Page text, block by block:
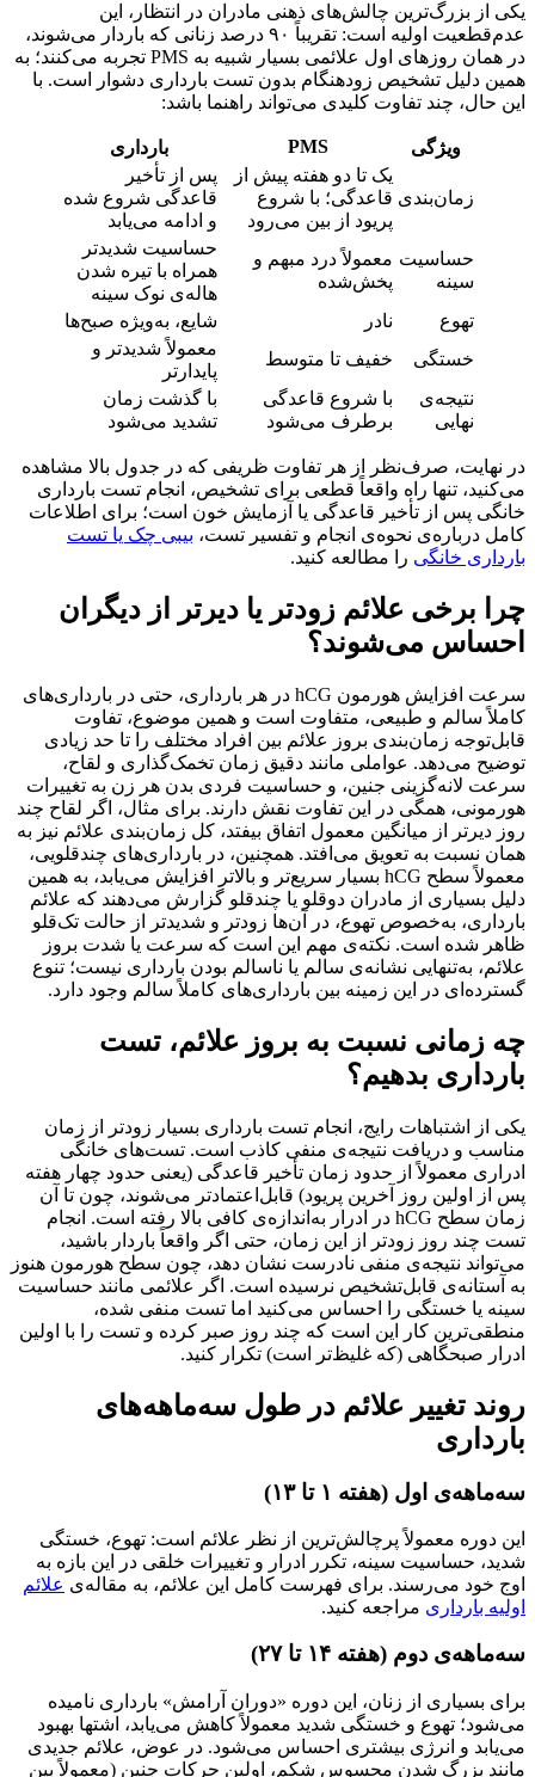
از بزرگ‌ترین چالش‌های ذهنی مادران در انتظار، این
عدم‌قطعیت اولیه است: تقریباً ۹۰ درصد زنانی که باردار می‌شوند،
در همان روزهای اول علائمی بسیار شبیه به PMS تجربه می‌کنند؛ به
دلیل تشخیص زودهنگام بدون تست بارداری دشوار است. با
حال، چند تفاوت کلیدی می‌تواند راهنما باشد:
ویژگی PMS بارداری
زمان‌بندی
یک تا دو هفته پیش از
قاعدگی؛ با شروع
پریود از بین می‌رود
پس از تأخیر
قاعدگی شروع شده
و ادامه می‌یابد
حساسیت
سینه
معمولاً درد مبهم و
پخش‌شده
حساسیت شدیدتر
همراه با تیره شدن
هاله‌ی نوک سینه
شایع، به‌ویژه صبح‌ها
خستگی
خفیف تا متوسط
معمولاً شدیدتر و
پایدارتر
نتیجه‌ی
نهایی
با شروع قاعدگی
برطرف می‌شود
با گذشت زمان
تشدید می‌شود
صرف‌نظر از هر تفاوت ظریفی که در جدول بالا مشاهده
تنها راه واقعاً قطعی برای تشخیص، انجام تست بارداری
پس از تأخیر قاعدگی یا آزمایش خون است؛ برای اطلاعات
درباره‌ی نحوه‌ی انجام و تفسیر تست،بیبی چک یا تست
خانگیرا مطالعه کنید.
برخی علائم زودتر یا دیرتر از دیگران
می‌شوند؟
سرعت افزایش هورمون hCG در هر بارداری، حتی در بارداری‌های
سالم و طبیعی، متفاوت است و همین موضوع، تفاوت
زمان‌بندی بروز علائم بین افراد مختلف را تا حد زیادی
می‌دهد. عواملی مانند دقیق زمان تخمک‌گذاری و لقاح،
لانه‌گزینی جنین، و حساسیت فردی بدن هر زن به تغییرات
همگی در این تفاوت نقش دارند. برای مثال، اگر لقاح چند
دیرتر از میانگین معمول اتفاق بیفتد، کل زمان‌بندی علائم نیز به
نسبت به تعویق می‌افتد. همچنین، در بارداری‌های چندقلویی،
معمولاً سطح hCG بسیار سریع‌تر و بالاتر افزایش می‌یابد، به همین
بسیاری از مادران دوقلو یا چندقلو گزارش می‌دهند که علائم
به‌خصوص تهوع، در آن‌ها زودتر و شدیدتر از حالت تک‌قلو
شده است. نکته‌ی مهم این است که سرعت یا شدت بروز
به‌تنهایی نشانه‌ی سالم یا ناسالم بودن بارداری نیست؛ تنوع
در این زمینه بین بارداری‌های کاملاً سالم وجود دارد.
زمانی نسبت به بروز علائم، تست
بدهیم؟
از اشتباهات رایج، انجام تست بارداری بسیار زودتر از زمان
و دریافت نتیجه‌ی منفی کاذب است. تست‌های خانگی
معمولاً از حدود زمان تأخیر قاعدگی (یعنی حدود چهار هفته
اولین روز آخرین پریود) قابل‌اعتمادتر می‌شوند، چون تا آن
زمان سطح hCG در ادرار به‌اندازه‌ی کافی بالا رفته است. انجام
چند روز زودتر از این زمان، حتی اگر واقعاً باردار باشید،
نتیجه‌ی منفی نادرست نشان دهد، چون سطح هورمون هنوز
قابل‌تشخیص نرسیده است. اگر علائمی مانند حساسیت
یا خستگی را احساس می‌کنید اما تست منفی شده،
کار این است که چند روز صبر کرده و تست را با اولین
صبحگاهی (که غلیظ‌تر است) تکرار کنید.
تغییر علائم در طول سه‌ماهه‌های
اول (هفته ۱ تا ۱۳)
دوره معمولاً پرچالش‌ترین از نظر علائم است: تهوع، خستگی
حساسیت سینه، تکرر ادرار و تغییرات خلقی در این بازه به
خود می‌رسند. برای فهرست کامل این علائم، به مقاله‌یعلائم
بارداریمراجعه کنید.
دوم (هفته ۱۴ تا ۲۷)
بسیاری از زنان، این دوره «دوران آرامش» بارداری نامیده
تهوع و خستگی شدید معمولاً کاهش می‌یابد، اشتها بهبود
و انرژی بیشتری احساس می‌شود. در عوض، علائم جدیدی
بزرگ شدن محسوس شکم، اولین حرکات جنین (معمولاً بین